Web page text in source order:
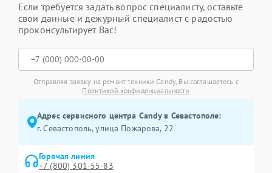
Если требуется задать вопрос специалисту, оставьте
свои данные и дежурный специалист с радостью
проконсультирует Вас!
Отправляя заявку на ремонт техники Candy, Вы соглашаетесь с
Политикой конфиденциальности
Адрес сервисного центра Candy в Севастополе:
г. Севастополь, улица Пожарова, 22
Горячая линия
+7 (800) 301-55-83